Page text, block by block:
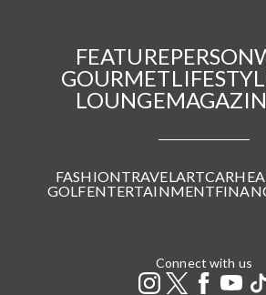
FEATUREPERSON
GOURMET
LOUNGE
FASHIONTRAVEL ARTCAR
GOLFENTERTAINMENT
Connect with us